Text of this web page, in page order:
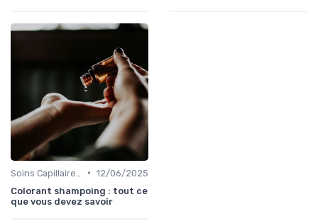
• 12/06/2025
Colorant shampoing : tout ce
que vous devez savoir